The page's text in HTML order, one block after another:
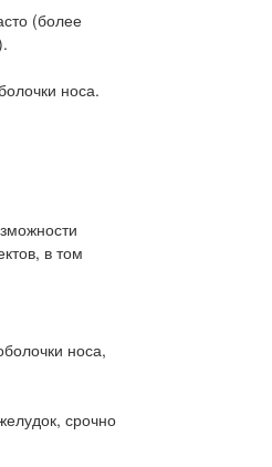
(более
носа.
в том
носа,
срочно